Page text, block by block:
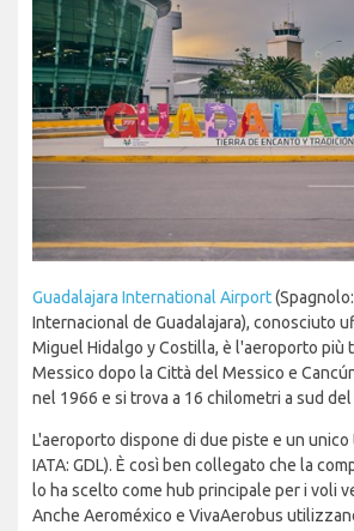
Guadalajara International Airport
Internacional de Guadalajara), conosciuto
Miguel Hidalgo y Costilla, è l'aeroporto più
Messico dopo la Città del Messico e
nel 1966 e si trova a 16 chilometri a sud
L'aeroporto dispone di due piste e un
IATA: GDL). È così ben collegato che la
lo ha scelto come hub principale per i voli
Anche Aeroméxico e VivaAerobus